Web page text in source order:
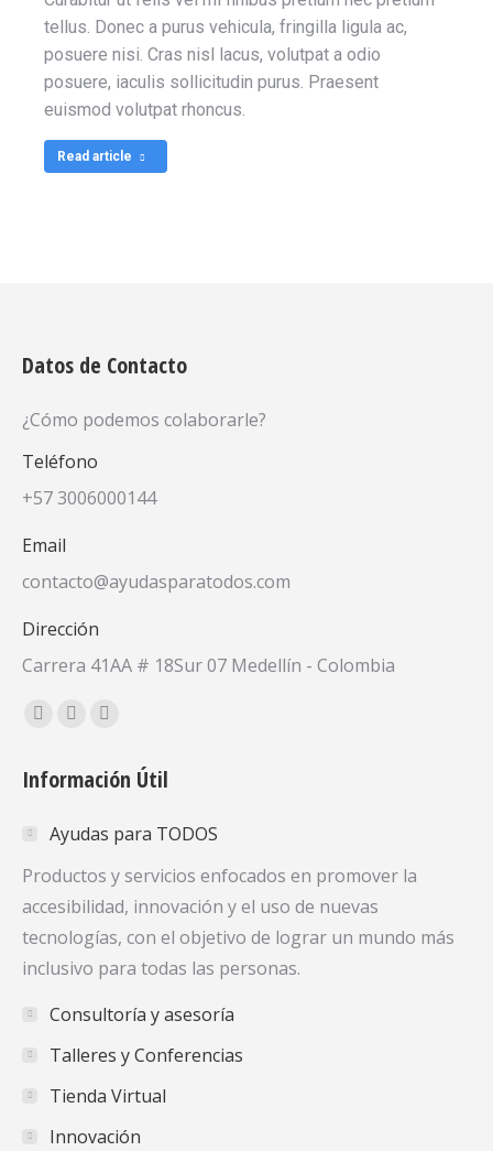
tellus. Donec a purus vehicula, fringilla ligula ac,
posuere nisi. Cras nisl lacus, volutpat a odio
posuere, iaculis sollicitudin purus. Praesent
euismod volutpat rhoncus.
Read article
Datos de Contacto
¿Cómo podemos colaborarle?
Teléfono
+57 3006000144
Email
contacto@ayudasparatodos.com
Dirección
Carrera 41AA # 18Sur 07 Medellín - Colombia
Encuéntranos en:
Facebook
opens
new
window
X
opens
new
window
YouTube
opens
new
window
Información Útil
Ayudas para TODOS
Productos y servicios enfocados en promover la
accesibilidad, innovación y el uso de nuevas
tecnologías, con el objetivo de lograr un mundo más
inclusivo para todas las personas.
Consultoría y asesoría
Talleres y Conferencias
Tienda Virtual
Innovación